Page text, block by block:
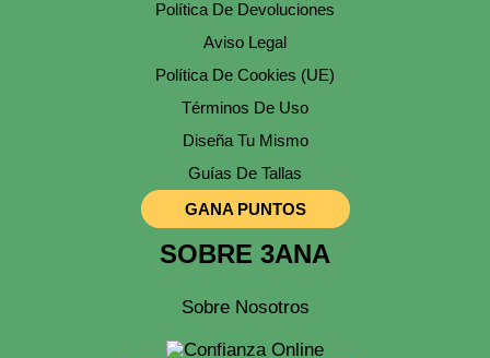
Política De Devoluciones
Aviso Legal
Política De Cookies (UE)
Términos De Uso
Diseña Tu Mismo
Guías De Tallas
GANA PUNTOS
SOBRE 3ANA
Sobre Nosotros